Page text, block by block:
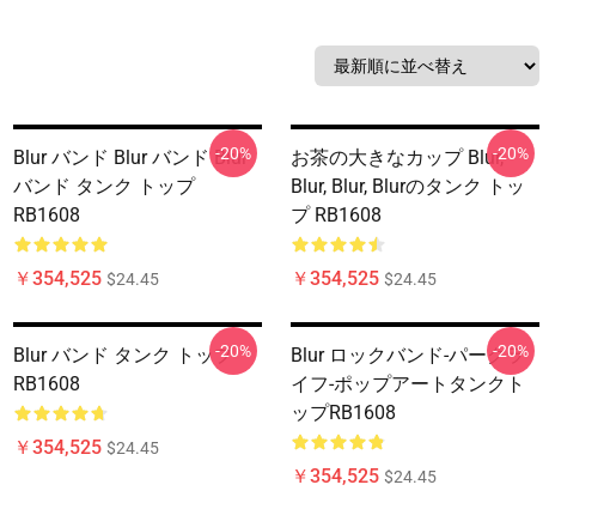
Blur バンド Blur バンド Blur
バンド タンク トップ
RB1608
￥354,525 $24.45
-20%
お茶の大きなカップ Blur,
Blur, Blur, Blurのタンク トッ
プ RB1608
￥354,525 $24.45
-20%
Blur バンド タンク トップ
RB1608
￥354,525 $24.45
-20%
Blur ロックバンド-パークラ
イフ-ポップアートタンクト
ップRB1608
￥354,525 $24.45
-20%